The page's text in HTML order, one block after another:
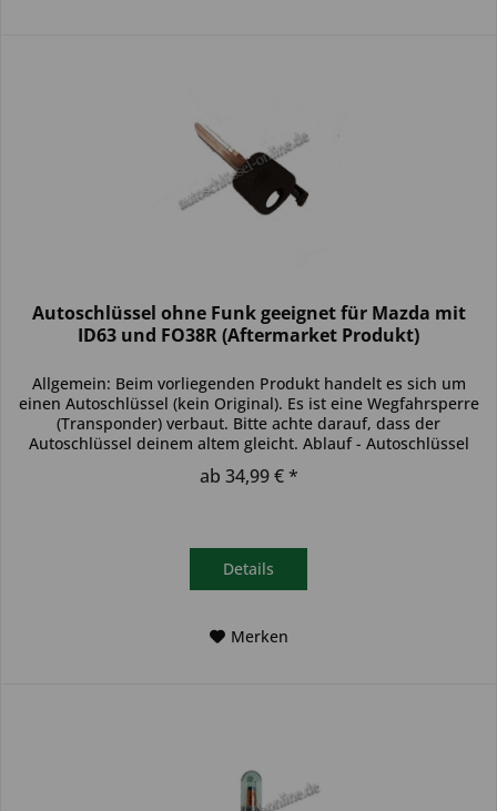
Autoschlüssel ohne Funk geeignet für Mazda mit
ID63 und FO38R (Aftermarket Produkt)
Allgemein: Beim vorliegenden Produkt handelt es sich um
einen Autoschlüssel (kein Original). Es ist eine Wegfahrsperre
(Transponder) verbaut. Bitte achte darauf, dass der
Autoschlüssel deinem altem gleicht. Ablauf - Autoschlüssel
ab 34,99 € *
Details
Merken